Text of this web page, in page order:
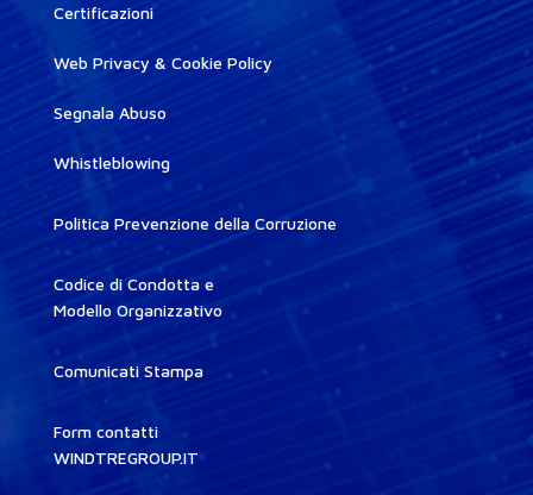
Certificazioni
Web Privacy & Cookie Policy
Segnala Abuso
Whistleblowing
Politica Prevenzione della Corruzione
Codice di Condotta e
Modello Organizzativo
Comunicati Stampa
Form contatti
WINDTREGROUP.IT